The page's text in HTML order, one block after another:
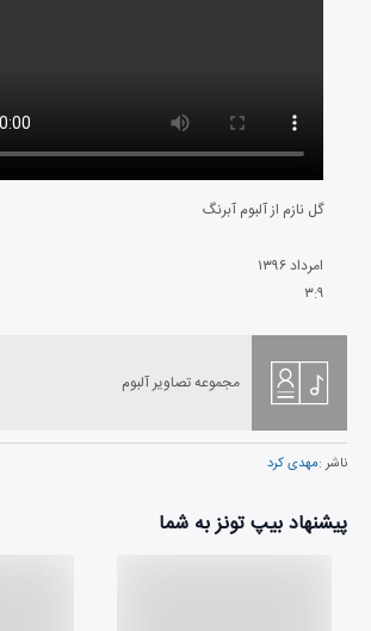
گل نازم از آلبوم آبرنگ
امرداد۱۳۹۶
۳:۹
مجموعه تصاویر آلبوم
ناشر :مهدی کرد
پیشنهاد بیپ تونز به شما